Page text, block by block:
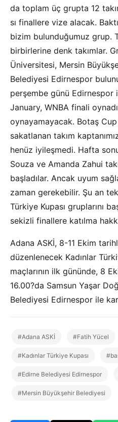
da toplam üç grupta 12
sı finallere vize alacak.
bizim bulunduğumuz grup.
birbirlerine denk takımlar.
Üniversitesi, Mersin
Belediyesi Edirnespor
perşembe günü Edirnespor
January, WNBA finali
oynayamayacak. Botaş Cup
sakatlanan takım
henüz iyileşmedi. Hafta
Souza ve Amanda Zahui
başladılar. Ancak uyum
zaman gerekebilir. Şu an
Türkiye Kupası gruplarını
sekizli finallere katılma
Adana ASKİ, 8-11 Ekim
düzenlenecek Kadınlar
maçlarının ilk gününde, 8
16.00?da Samsun Yaşar
Belediyesi Edirnespor ile
#Adana ASKİ #Fatih Yücel
#Kadınlar Türkiye Kupası
#Edirne Belediyesi Edirnespor
#Mersin Büyükşehir Belediyesi